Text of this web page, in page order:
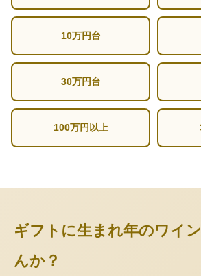
10万円台
30万円台
100万円以上
ギフトに生まれ年のワイ
んか？